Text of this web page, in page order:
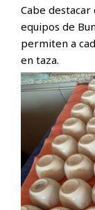
Cabe
equipos de
permiten a
en taza.